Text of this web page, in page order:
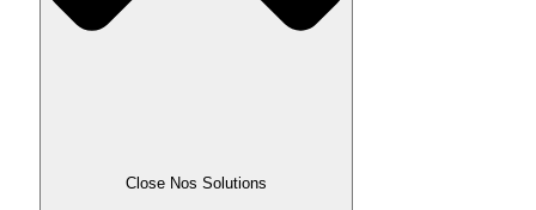
Close Nos Solutions